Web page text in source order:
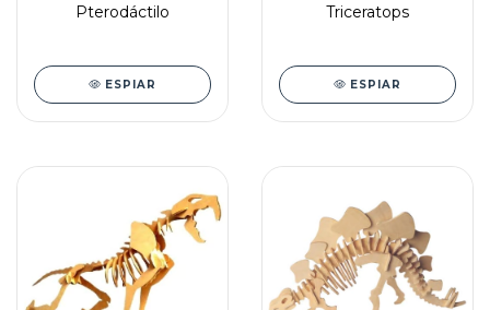
Pterodáctilo
ESPIAR
Triceratops
ESPIAR